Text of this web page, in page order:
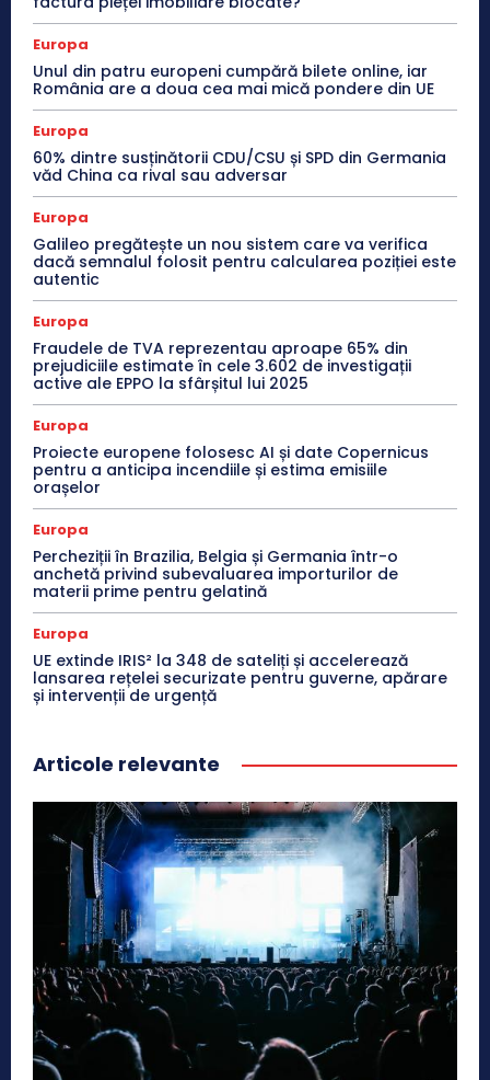
Europa
Unul din patru europeni cumpără bilete online, iar
România are a doua cea mai mică pondere din UE
Europa
60% dintre susținătorii CDU/CSU și SPD din Germania
văd China ca rival sau adversar
Europa
Galileo pregătește un nou sistem care va verifica
dacă semnalul folosit pentru calcularea poziției este
autentic
Europa
Fraudele de TVA reprezentau aproape 65% din
prejudiciile estimate în cele 3.602 de investigații
active ale EPPO la sfârșitul lui 2025
Europa
Proiecte europene folosesc AI și date Copernicus
pentru a anticipa incendiile și estima emisiile
orașelor
Europa
Percheziții în Brazilia, Belgia și Germania într-o
anchetă privind subevaluarea importurilor de
materii prime pentru gelatină
Europa
UE extinde IRIS² la 348 de sateliți și accelerează
lansarea rețelei securizate pentru guverne, apărare
și intervenții de urgență
Articole relevante